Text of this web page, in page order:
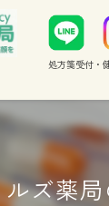
処方箋受付・
ルズ薬